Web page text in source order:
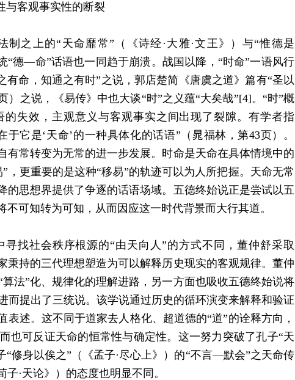
与客观事实性的断裂
制之上的“天命靡常”（《诗经·大雅·文王》）与“惟德是
“德—命”话语也一同趋于崩溃。战国以降，“时命”一语风行
有命，知通之有时”之说，郭店楚简《唐虞之道》篇有“圣以
）之说，《易传》中也大谈“时”之义蕴“大矣哉”[4]。“时”概
失效，主观意义与客观事实之间出现了裂隙。有学者指
它是‘天命’的一种具体化的话语”（晁福林，第43页）。
有常转变为无常的进一步发展。时命是天命在具体情境中的
，更重要的是这种“移易”的轨迹可以为人所把握。天命无常
的思想界提供了争逐的话语场域。五德终始说正是尝试以五
不可知转为可知，从而因应这一时代背景而大行其道。
找社会秩序根源的“由天向人”的方式不同，董仲舒采取
秉持的三代理想塑造为可以解释历史现实的客观规律。董仲
法”化、规律化的理解进路，另一方面也吸收五德终始说将
而提出了三统说。该学说通过历史的循环演变来解释和验证
表述。这不同于道家去人格化、超道德的“道”的诠释方向，
也可反证天命的恒常性与确定性。这一努力突破了孔子“天
“修身以俟之”（《孟子·尽心上》）的“不言—默会”之天命传
·天论》）的态度也明显不同。